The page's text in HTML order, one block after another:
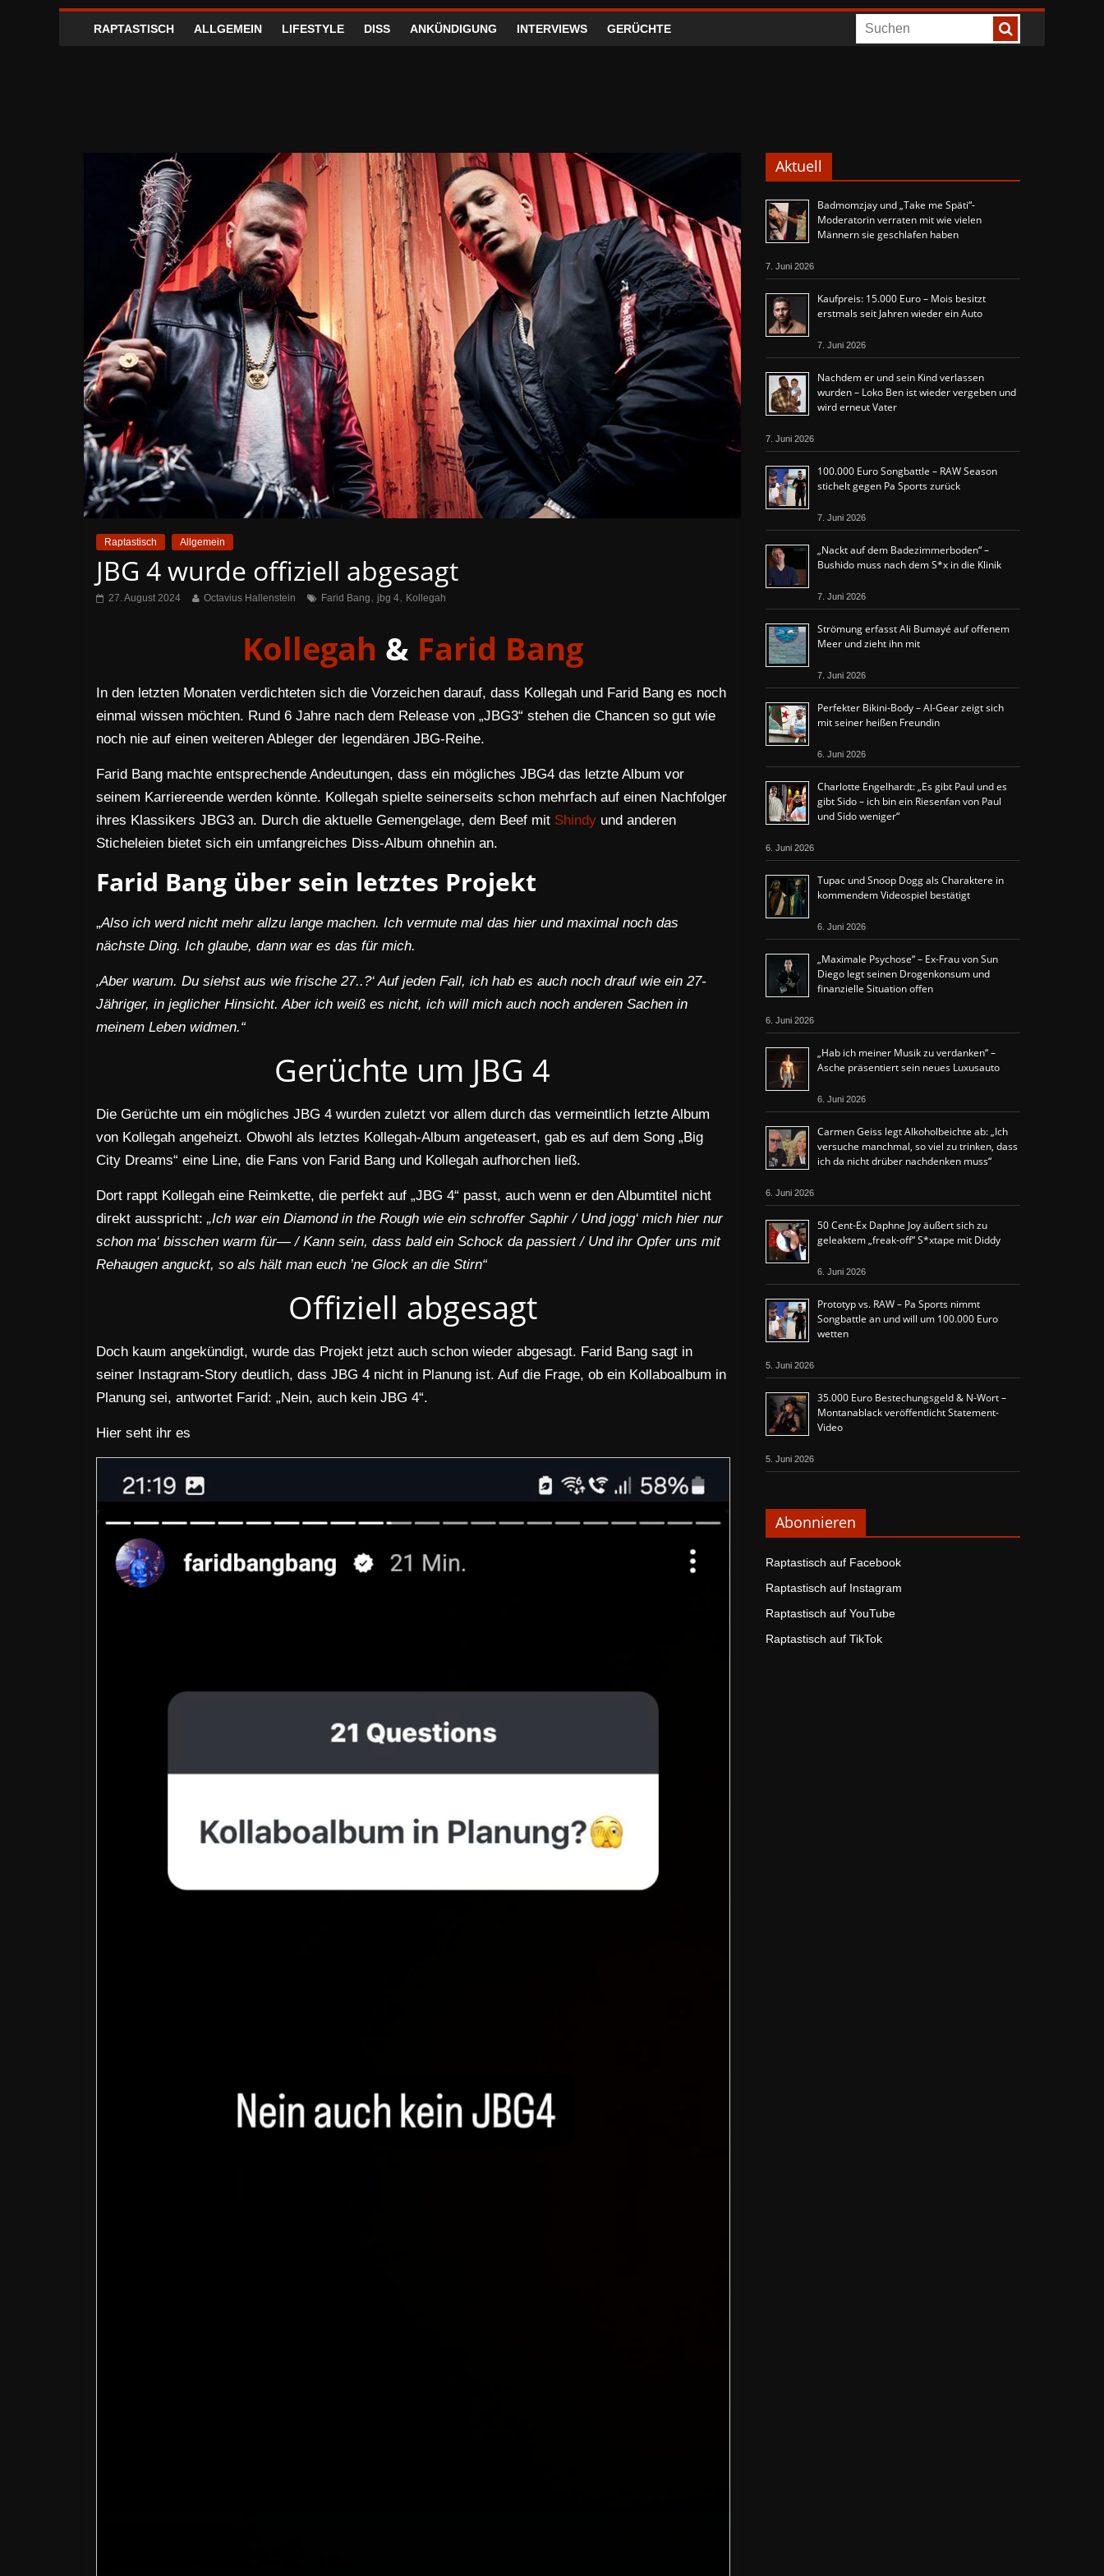
RAPTASTISCH ALLGEMEIN LIFESTYLE DISS ANKÜNDIGUNG INTERVIEWS GERÜCHTE
Raptastisch Allgemein
JBG 4 wurde offiziell abgesagt
27. August 2024 Octavius Hallenstein Farid Bang, jbg 4, Kollegah
Kollegah & Farid Bang
In den letzten Monaten verdichteten sich die Vorzeichen darauf, dass Kollegah und Farid Bang es noch
einmal wissen möchten. Rund 6 Jahre nach dem Release von „JBG3“ stehen die Chancen so gut wie
noch nie auf einen weiteren Ableger der legendären JBG-Reihe.
Farid Bang machte entsprechende Andeutungen, dass ein mögliches JBG4 das letzte Album vor
seinem Karriereende werden könnte. Kollegah spielte seinerseits schon mehrfach auf einen Nachfolger
ihres Klassikers JBG3 an. Durch die aktuelle Gemengelage, dem Beef mit Shindy und anderen
Sticheleien bietet sich ein umfangreiches Diss-Album ohnehin an.
Farid Bang über sein letztes Projekt
„Also ich werd nicht mehr allzu lange machen. Ich vermute mal das hier und maximal noch das
nächste Ding. Ich glaube, dann war es das für mich.
‚Aber warum. Du siehst aus wie frische 27..?‘ Auf jeden Fall, ich hab es auch noch drauf wie ein 27-
Jähriger, in jeglicher Hinsicht.Aber ich weiß es nicht, ich will mich auch noch anderen Sachen in
meinem Leben widmen.“
Gerüchte um JBG 4
Die Gerüchte um ein mögliches JBG 4 wurden zuletzt vor allem durch das vermeintlich letzte Album
von Kollegah angeheizt. Obwohl als letztes Kollegah-Album angeteasert, gab es auf dem Song „Big
City Dreams“ eine Line, die Fans von Farid Bang und Kollegah aufhorchen ließ.
Dort rappt Kollegah eine Reimkette, die perfekt auf „JBG 4“ passt, auch wenn er den Albumtitel nicht
direkt ausspricht: „Ich war ein Diamond in the Rough wie ein schroffer Saphir / Und jogg‘ mich hier nur
schon ma‘ bisschen warm für— / Kann sein, dass bald ein Schock da passiert / Und ihr Opfer uns mit
Rehaugen anguckt, so als hält man euch ’ne Glock an die Stirn“
Offiziell abgesagt
Doch kaum angekündigt, wurde das Projekt jetzt auch schon wieder abgesagt. Farid Bang sagt in
seiner Instagram-Story deutlich, dass JBG 4 nicht in Planung ist. Auf die Frage, ob ein Kollaboalbum in
Planung sei, antwortet Farid: „Nein, auch kein JBG 4“.
Hier seht ihr es
Aktuell
Badmomzjay und „Take me Späti“-
Moderatorin verraten mit wie vielen
Männern sie geschlafen haben
7. Juni 2026
Kaufpreis: 15.000 Euro – Mois besitzt
erstmals seit Jahren wieder ein Auto
7. Juni 2026
Nachdem er und sein Kind verlassen
wurden – Loko Ben ist wieder vergeben und
wird erneut Vater
7. Juni 2026
100.000 Euro Songbattle – RAW Season
stichelt gegen Pa Sports zurück
7. Juni 2026
„Nackt auf dem Badezimmerboden“ –
Bushido muss nach dem S*x in die Klinik
7. Juni 2026
Strömung erfasst Ali Bumayé auf offenem
Meer und zieht ihn mit
7. Juni 2026
Perfekter Bikini-Body – Al-Gear zeigt sich
mit seiner heißen Freundin
6. Juni 2026
Charlotte Engelhardt: „Es gibt Paul und es
gibt Sido – ich bin ein Riesenfan von Paul
und Sido weniger“
6. Juni 2026
Tupac und Snoop Dogg als Charaktere in
kommendem Videospiel bestätigt
6. Juni 2026
„Maximale Psychose“ – Ex-Frau von Sun
Diego legt seinen Drogenkonsum und
finanzielle Situation offen
6. Juni 2026
„Hab ich meiner Musik zu verdanken“ –
Asche präsentiert sein neues Luxusauto
6. Juni 2026
Carmen Geiss legt Alkoholbeichte ab: „Ich
versuche manchmal, so viel zu trinken, dass
ich da nicht drüber nachdenken muss“
6. Juni 2026
50 Cent-Ex Daphne Joy äußert sich zu
geleaktem „freak-off“ S*xtape mit Diddy
6. Juni 2026
Prototyp vs. RAW – Pa Sports nimmt
Songbattle an und will um 100.000 Euro
wetten
5. Juni 2026
35.000 Euro Bestechungsgeld & N-Wort –
Montanablack veröffentlicht Statement-
Video
5. Juni 2026
Abonnieren
Raptastisch auf Facebook
Raptastisch auf Instagram
Raptastisch auf YouTube
Raptastisch auf TikTok